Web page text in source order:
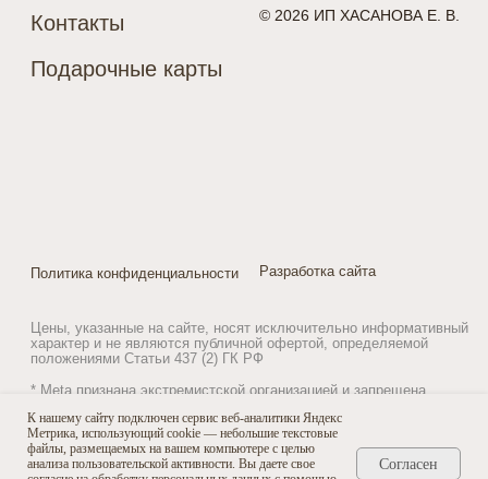
К нашему сайту подключен сервис веб-аналитики Яндекс
Метрика, использующий cookie — небольшие текстовые
файлы, размещаемых на вашем компьютере с целью
анализа пользовательской активности. Вы даете свое
Согласен